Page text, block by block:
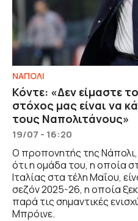
ΝΑΠΟΛΙ
Κόντε: «Δεν είμαστε
στόχος μας είναι να
τους Ναπολιτάνους»
19/07 - 16:20
Ο προπονητής της Νάπολι,
ότι η ομάδα του, η οποία
Ιταλίας στα τέλη Μαΐου,
σεζόν 2025-26, η οποία
παρά τις σημαντικές
Μπρόινε.